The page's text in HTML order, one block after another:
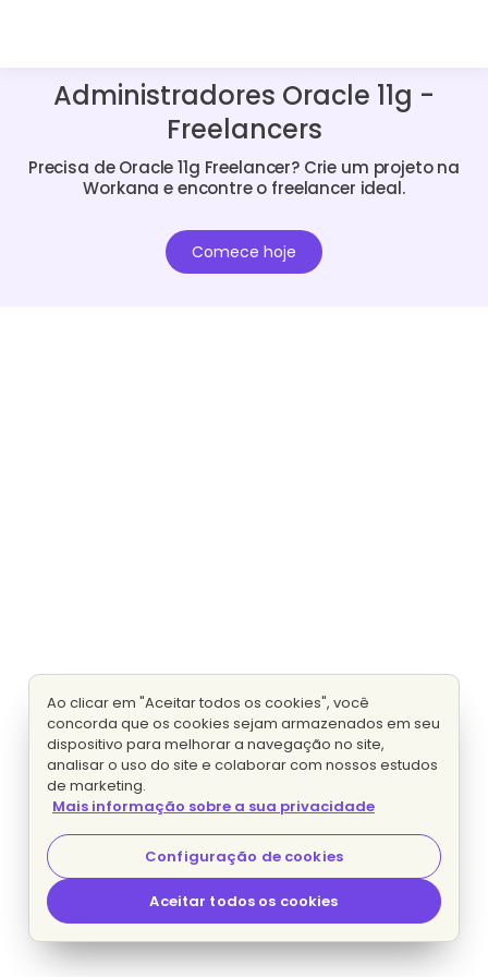
Administradores Oracle 11g -
Freelancers
Precisa de Oracle 11g Freelancer? Crie um projeto na
Workana e encontre o freelancer ideal.
Comece hoje
Ao clicar em "Aceitar todos os cookies", você
concorda que os cookies sejam armazenados em seu
dispositivo para melhorar a navegação no site,
analisar o uso do site e colaborar com nossos estudos
de marketing.
Mais informação sobre a sua privacidade
Configuração de cookies
Aceitar todos os cookies